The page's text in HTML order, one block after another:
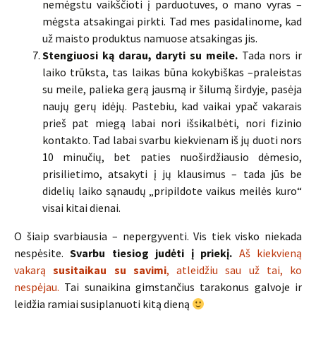
nemėgstu vaikščioti į parduotuves, o mano vyras –
mėgsta atsakingai pirkti. Tad mes pasidalinome, kad
už maisto produktus namuose atsakingas jis.
Stengiuosi ką darau, daryti su meile.Tada nors ir
laiko trūksta, tas laikas būna kokybiškas –praleistas
su meile, palieka gerą jausmą ir šilumą širdyje, pasėja
naujų gerų idėjų. Pastebiu, kad vaikai ypač vakarais
prieš pat miegą labai nori išsikalbėti, nori fizinio
kontakto. Tad labai svarbu kiekvienam iš jų duoti nors
10 minučių, bet paties nuoširdžiausio dėmesio,
prisilietimo, atsakyti į jų klausimus – tada jūs be
didelių laiko sąnaudų „pripildote vaikus meilės kuro“
visai kitai dienai.
O šiaip svarbiausia – nepergyventi. Vis tiek visko niekada
nespėsite.Svarbu tiesiog judėti į priekį. Aš kiekvieną
vakarąsusitaikau su savimi, atleidžiu sau už tai, ko
nespėjau. Tai sunaikina gimstančius tarakonus galvoje ir
leidžia ramiai susiplanuoti kitą dieną